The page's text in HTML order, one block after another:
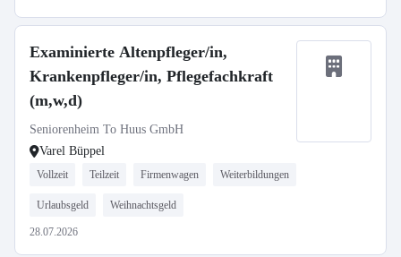
Examinierte Altenpfleger/in,
Krankenpfleger/in, Pflegefachkraft
(m,w,d)
Seniorenheim To Huus GmbH
Varel Büppel
Vollzeit Teilzeit Firmenwagen Weiterbildungen
Urlaubsgeld Weihnachtsgeld
28.07.2026